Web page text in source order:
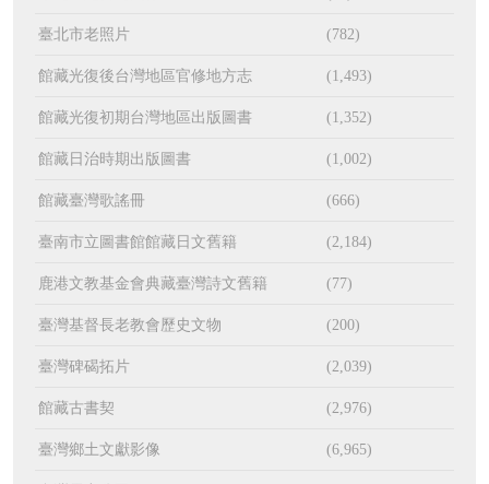
臺北市老照片 (782)
館藏光復後台灣地區官修地方志 (1,493)
館藏光復初期台灣地區出版圖書 (1,352)
館藏日治時期出版圖書 (1,002)
館藏臺灣歌謠冊 (666)
臺南市立圖書館館藏日文舊籍 (2,184)
鹿港文教基金會典藏臺灣詩文舊籍 (77)
臺灣基督長老教會歷史文物 (200)
臺灣碑碣拓片 (2,039)
館藏古書契 (2,976)
臺灣鄉土文獻影像 (6,965)